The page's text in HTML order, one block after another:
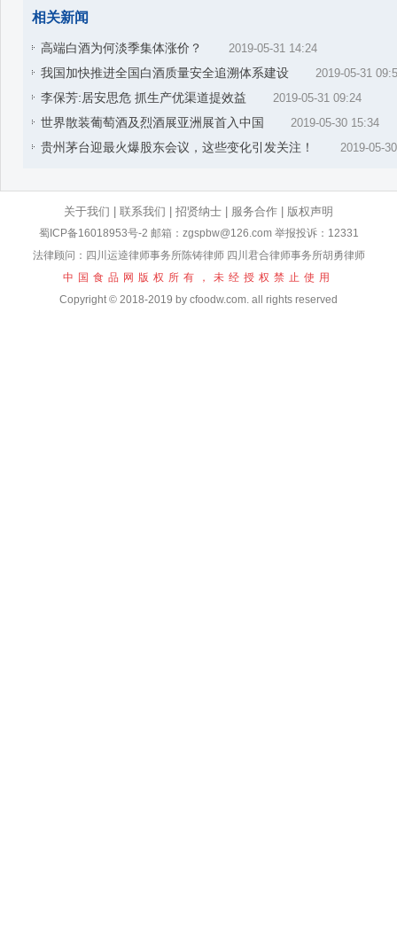
相关新闻
高端白酒为何淡季集体涨价？ 2019-05-31 14:24
我国加快推进全国白酒质量安全追溯体系建设 2019-05-31
李保芳:居安思危 抓生产优渠道提效益 2019-05-31 09:24
世界散装葡萄酒及烈酒展亚洲展首入中国 2019-05-30 15:34
贵州茅台迎最火爆股东会议，这些变化引发关注！ 2019-05-
关于我们 联系我们 招贤纳士 服务合作 版权声明
蜀ICP备16018953号-2 邮箱：zgspbw@126.com 举报投诉：12331
法律顾问：四川运逵律师事务所陈铸律师 四川君合律师事务所胡勇律师
中国食品网版权所有，未经授权禁止使用
Copyright © 2018-2019 by cfoodw.com. all rights reserved